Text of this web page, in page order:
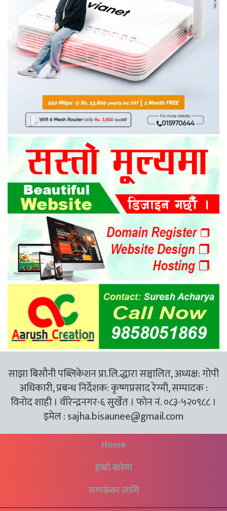
साझा बिसौनी पब्लिकेशन प्रा.लि.द्धारा सञ्चालित, अध्यक्ष: गोपी
अधिकारी, प्रबन्ध निर्देशक: कृष्णप्रसाद रेग्मी, सम्पादक :
विनोद शाही । वीरेन्द्रनगर-६ सुर्खेत । फोन नं. ०८३-५२०९८८ ।
इमेल :sajha.bisaunee@gmail.com
Home
हाम्रो बारेमा
सम्पर्कका लागि